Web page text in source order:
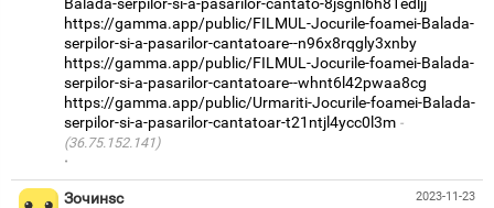
https://gamma.app/public/FILMUL-Jocurile-foamei-Balada-
serpilor-si-a-pasarilor-cantatoare--n96x8rqgly3xnby
https://gamma.app/public/FILMUL-Jocurile-foamei-Balada-
serpilor-si-a-pasarilor-cantatoare--whnt6l42pwaa8cg
https://gamma.app/public/Urmariti-Jocurile-foamei-Balada-
serpilor-si-a-pasarilor-cantatoar-t21ntjl4ycc0l3m
(36.75.152.141)
·
2023-11-23
Зочинsc